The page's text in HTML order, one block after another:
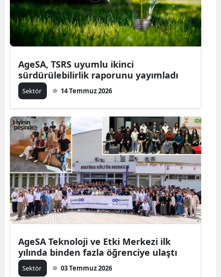
AgeSA, TSRS uyumlu ikinci
sürdürülebilirlik raporunu yayımladı
Sektör 14 Temmuz 2026
AgeSA Teknoloji ve Etki Merkezi ilk
yılında binden fazla öğrenciye ulaştı
Sektör 03 Temmuz 2026